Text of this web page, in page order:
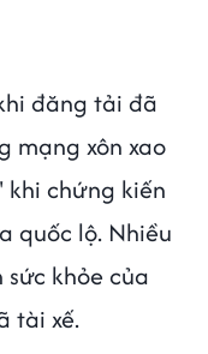
đăng tải đã
mạng xôn xao
chứng kiến
quốc lộ. Nhiều
khỏe của
tài xế.